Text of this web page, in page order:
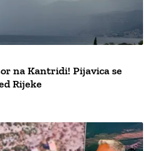
na Kantridi! Pijavica se
Rijeke